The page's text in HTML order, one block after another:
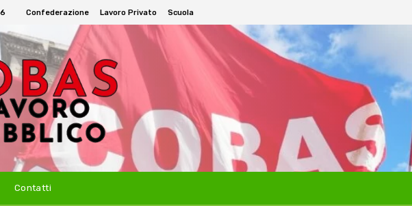
Confederazione Lavoro Privato Scuola
Contatti